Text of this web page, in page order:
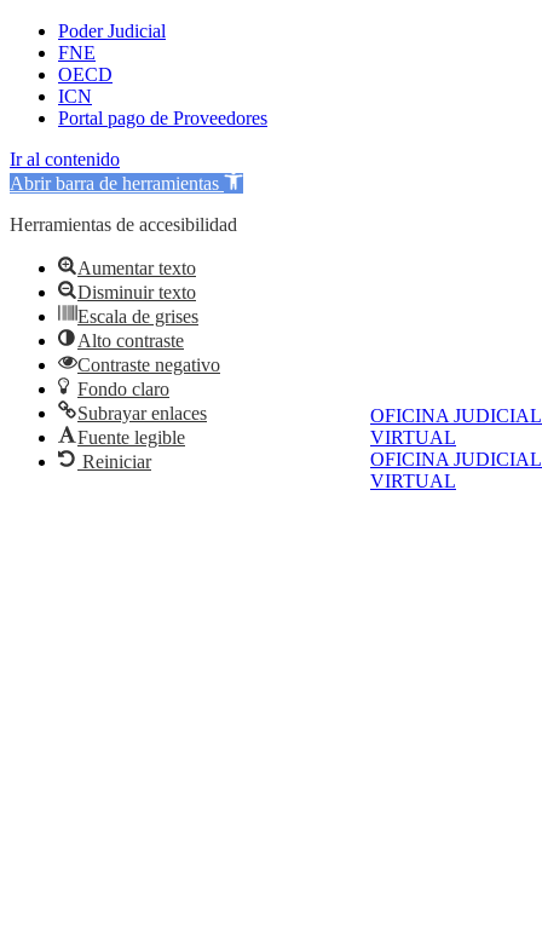
OFICINA JUDICIAL
VIRTUAL
OFICINA JUDICIAL
VIRTUAL
Poder Judicial
FNE
OECD
ICN
Portal pago de Proveedores
Ir al contenido
Abrir barra de herramientas
Herramientas de accesibilidad
Aumentar texto
Disminuir texto
Escala de grises
Alto contraste
Contraste negativo
Fondo claro
Subrayar enlaces
Fuente legible
Reiniciar